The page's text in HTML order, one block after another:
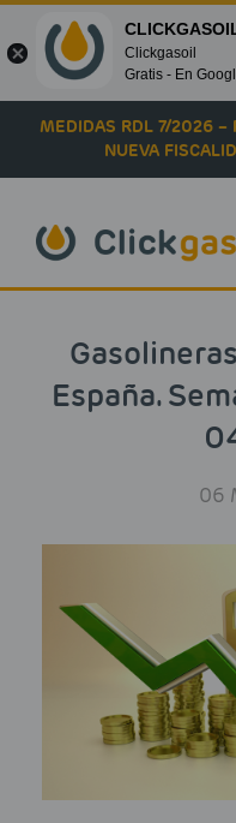
Skip to main content
MEDIDAS RDL 7/2026 –
NUEVA
España.
06
Clickgasoil
Gratis - En